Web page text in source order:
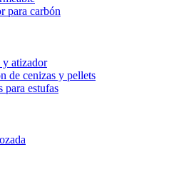
para carbón
y atizador
de cenizas y pellets
para estufas